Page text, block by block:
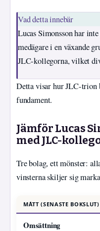
Vad detta innebär
Lucas Simonsson har
medägare i en växande
JLC-kollegorna, vilket
Detta visar hur JLC-trion
fundament.
Jämför Lucas
med JLC-
Tre bolag, ett mönster:
vinsterna skiljer sig
MÅTT (SENASTE BOKSLUT)
Omsättning